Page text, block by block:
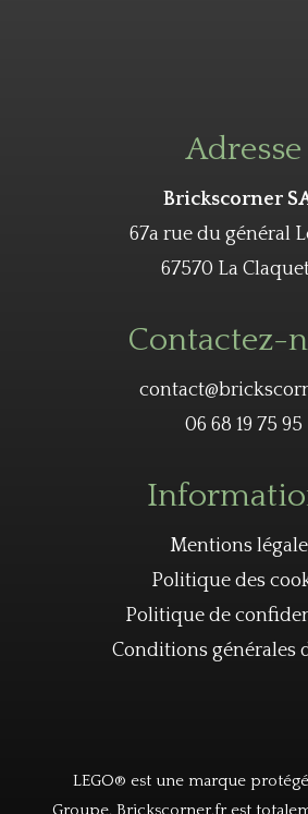
Adresse
Brickscorner
67a rue du général
67570 La
Contactez-
06 68 19 75 95
Mentions
Politique des
Politique de
Conditions générales
LEGO® est une marque